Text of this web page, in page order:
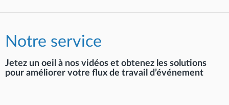
Notre service
Jetez un oeil à nos vidéos et obtenez les solutions
pour améliorer votre flux de travail d’événement